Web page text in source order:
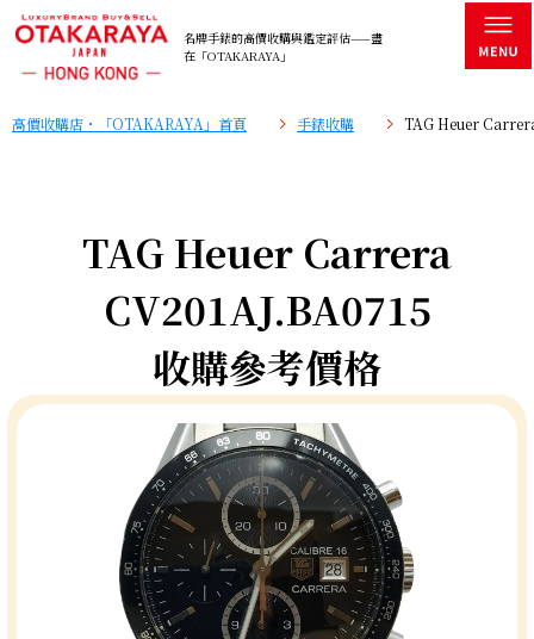
名牌手錶的高價收購與鑑定評估——盡
在「OTAKARAYA」
高價收購店・「OTAKARAYA」首頁 手錶收購 TAG Heuer
TAG Heuer Carrera
CV201AJ.BA0715
收購參考價格